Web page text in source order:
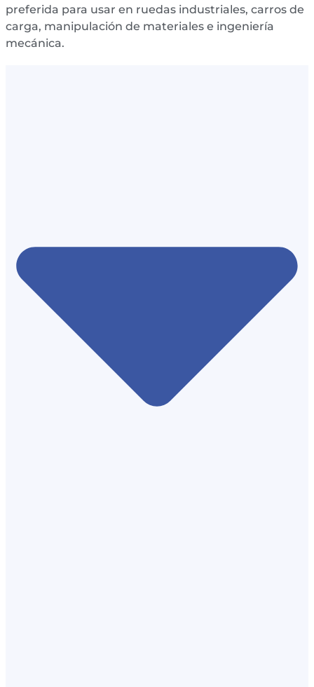
preferida para usar en ruedas industriales, carros de
carga, manipulación de materiales e ingeniería
mecánica.